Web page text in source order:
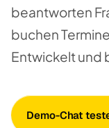
beantworten
buchen
Entwickelt und
Demo-Chat